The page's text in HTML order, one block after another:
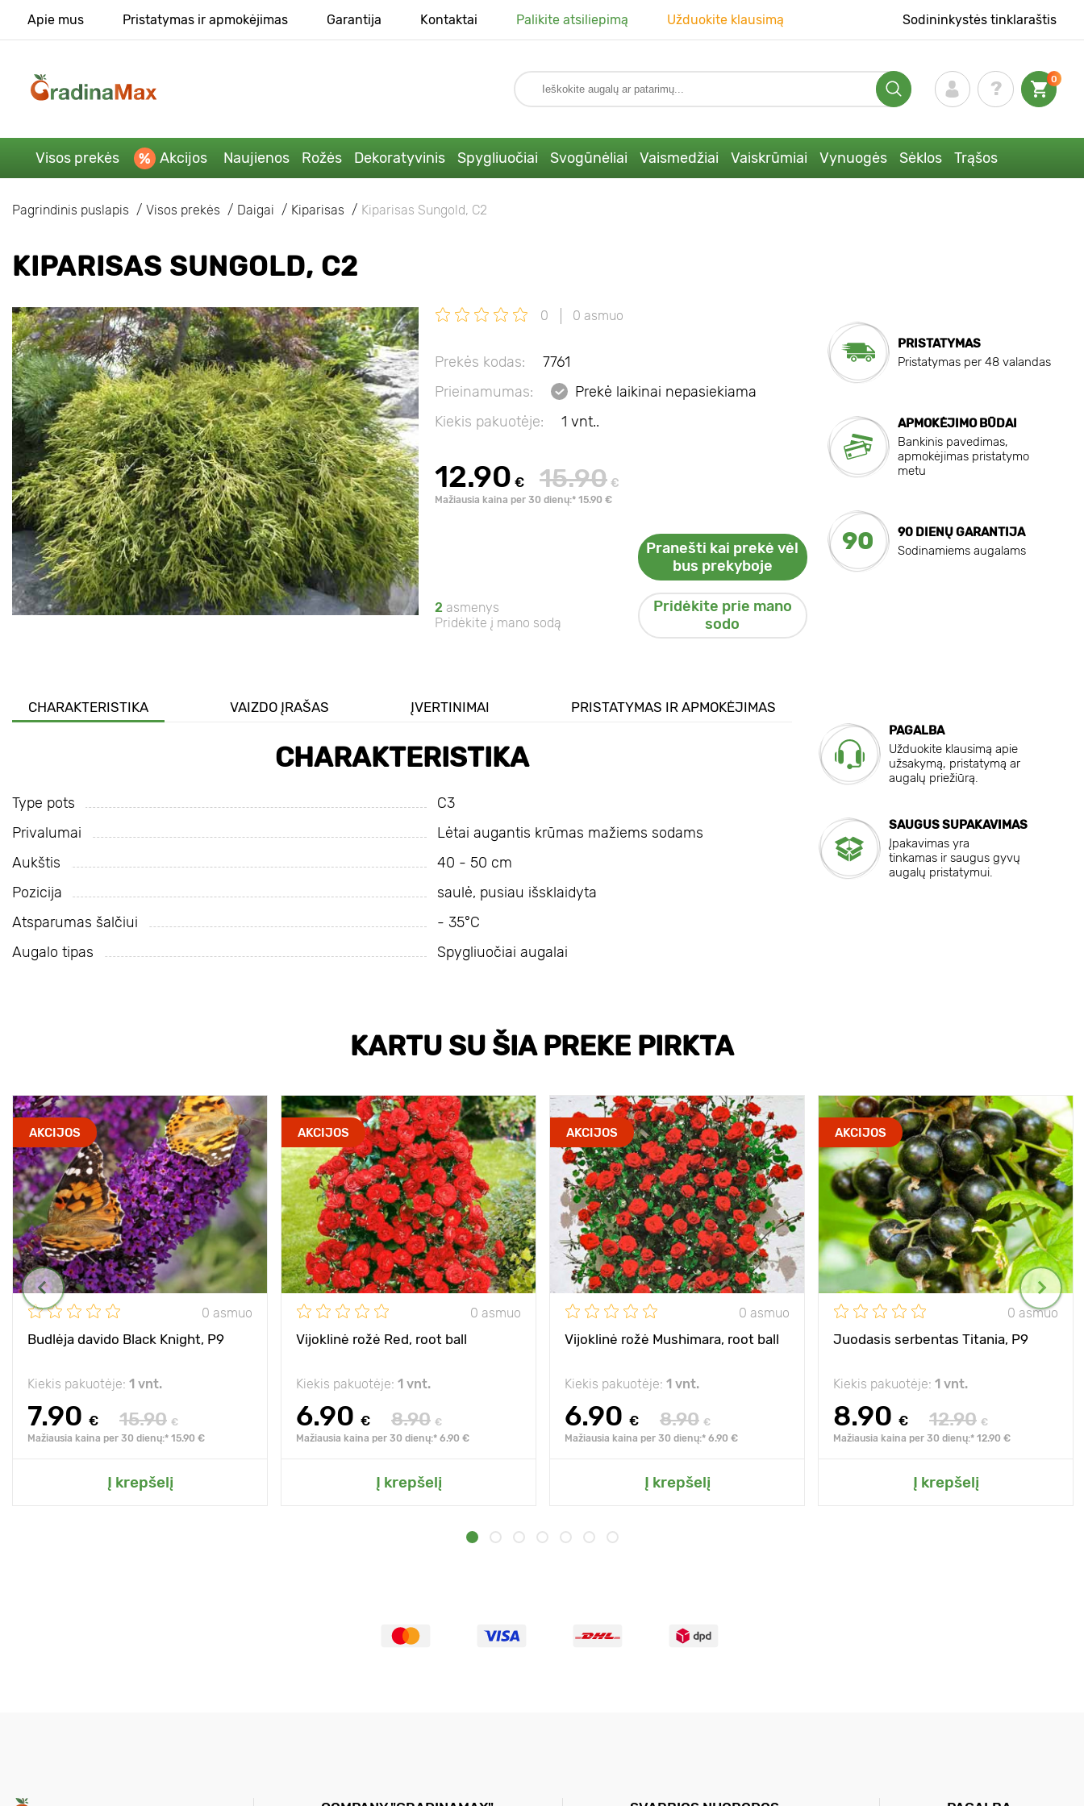
Apie mus Pristatymas ir apmokėjimas Garantija Kontaktai Palikite atsiliepimą Užduokite klausimą Sodininkystės tinklaraštis
0
Visos prekės Akcijos Naujienos Rožės Dekoratyvinis Spygliuočiai Svogūnėliai Vaismedžiai Vaiskrūmiai Vynuogės Sėklos Trąšos
Pagrindinis puslapis Visos prekės Daigai Kiparisas Kiparisas Sungold, C2
KIPARISAS SUNGOLD, C2
0 0 asmuo
Prekės kodas:
7761
Prieinamumas:
Prekė laikinai nepasiekiama
Kiekis pakuotėje:
1 vnt..
12.90 € 15.90 €
Mažiausia kaina per 30 dienų:* 15.90 €
Pranešti kai prekė vėl
bus prekyboje
2 asmenys
Pridėkite į mano sodą
Pridėkite prie mano
sodo
PRISTATYMAS
Pristatymas per 48 valandas
APMOKĖJIMO BŪDAI
Bankinis pavedimas,
apmokėjimas pristatymo
metu
90
90 DIENŲ GARANTIJA
Sodinamiems augalams
CHARAKTERISTIKA VAIZDO ĮRAŠAS ĮVERTINIMAI PRISTATYMAS IR APMOKĖJIMAS
CHARAKTERISTIKA
Type pots
С3
Privalumai
Lėtai augantis krūmas mažiems sodams
Aukštis
40 - 50 cm
Pozicija
saulė, pusiau išsklaidyta
Atsparumas šalčiui
- 35°C
Augalo tipas
Spygliuočiai augalai
PAGALBA
Užduokite klausimą apie
užsakymą, pristatymą ar
augalų priežiūrą.
SAUGUS SUPAKAVIMAS
Įpakavimas yra
tinkamas ir saugus gyvų
augalų pristatymui.
KARTU SU ŠIA PREKE PIRKTA
AKCIJOS
0 asmuo
Budlėja davido Black Knight, P9
Kiekis pakuotėje: 1 vnt.
7.90 € 15.90 €
Mažiausia kaina per 30 dienų:* 15.90 €
Į krepšelį
AKCIJOS
0 asmuo
Vijoklinė rožė Red, root ball
Kiekis pakuotėje: 1 vnt.
6.90 € 8.90 €
Mažiausia kaina per 30 dienų:* 6.90 €
Į krepšelį
AKCIJOS
0 asmuo
Vijoklinė rožė Mushimara, root ball
Kiekis pakuotėje: 1 vnt.
6.90 € 8.90 €
Mažiausia kaina per 30 dienų:* 6.90 €
Į krepšelį
AKCIJOS
0 asmuo
Juodasis serbentas Titania, Р9
Kiekis pakuotėje: 1 vnt.
8.90 € 12.90 €
Mažiausia kaina per 30 dienų:* 12.90 €
Į krepšelį